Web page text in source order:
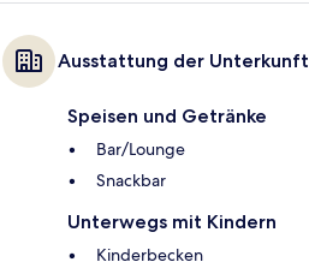
Ausstattung der Unterkunft
Speisen und Getränke
Bar/Lounge
Snackbar
Unterwegs mit Kindern
Kinderbecken